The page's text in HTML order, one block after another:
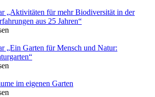
„Aktivitäten für mehr Biodiversität in der
aus 25 Jahren“
„Ein Garten für Mensch und Natur:
im eigenen Garten